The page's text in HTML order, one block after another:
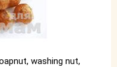
washing nut,